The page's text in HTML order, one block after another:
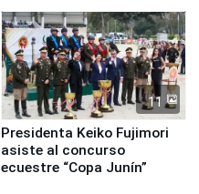
11
Presidenta Keiko Fujimori
asiste al concurso
ecuestre “Copa Junín”